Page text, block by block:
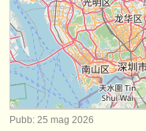
concorsi/premi
strumenti in
strumenti rubati
elenchi:
corsi: clarinetto
degree courses:
degree courses:
concorso clarinetto
Pubb: 25 mag 2026